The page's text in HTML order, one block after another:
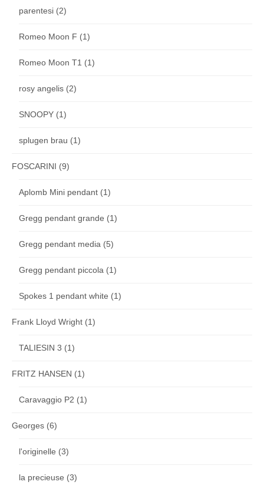
parentesi (2)
Romeo Moon F (1)
Romeo Moon T1 (1)
rosy angelis (2)
SNOOPY (1)
splugen brau (1)
FOSCARINI (9)
Aplomb Mini pendant (1)
Gregg pendant grande (1)
Gregg pendant media (5)
Gregg pendant piccola (1)
Spokes 1 pendant white (1)
Frank Lloyd Wright (1)
TALIESIN 3 (1)
FRITZ HANSEN (1)
Caravaggio P2 (1)
Georges (6)
l'originelle (3)
la precieuse (3)